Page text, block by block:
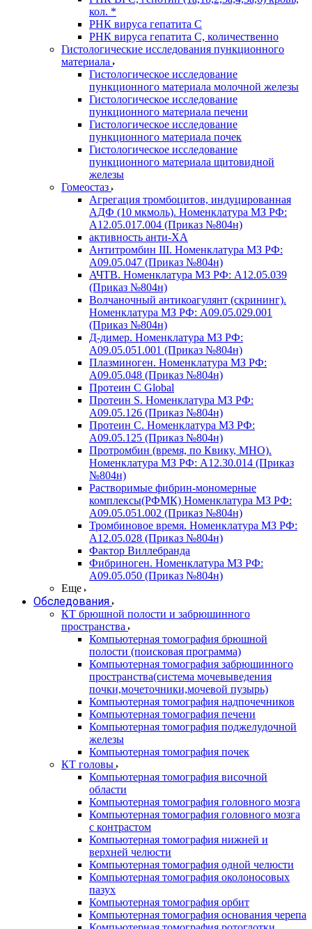
кол. *
РНК вируса гепатита C
РНК вируса гепатита C, количественно
Гистологические исследования пункционного
материала
Гистологическое исследование
пункционного материала молочной железы
Гистологическое исследование
пункционного материала печени
Гистологическое исследование
пункционного материала почек
Гистологическое исследование
пункционного материала щитовидной
железы
Гомеостаз
Агрегация тромбоцитов, индуцированная
АДФ (10 мкмоль). Номенклатура МЗ РФ:
A12.05.017.004 (Приказ №804н)
активность анти-ХА
Антитромбин III. Номенклатура МЗ РФ:
A09.05.047 (Приказ №804н)
АЧТВ. Номенклатура МЗ РФ: A12.05.039
(Приказ №804н)
Волчаночный антикоагулянт (скрининг).
Номенклатура МЗ РФ: A09.05.029.001
(Приказ №804н)
Д-димер. Номенклатура МЗ РФ:
A09.05.051.001 (Приказ №804н)
Плазминоген. Номенклатура МЗ РФ:
A09.05.048 (Приказ №804н)
Протеин C Global
Протеин S. Номенклатура МЗ РФ:
A09.05.126 (Приказ №804н)
Протеин С. Номенклатура МЗ РФ:
A09.05.125 (Приказ №804н)
Протромбин (время, по Квику, МНО).
Номенклатура МЗ РФ: A12.30.014 (Приказ
№804н)
Растворимые фибрин-мономерные
комплексы(РФМК) Номенклатура МЗ РФ:
A09.05.051.002 (Приказ №804н)
Тромбиновое время. Номенклатура МЗ РФ:
A12.05.028 (Приказ №804н)
Фактор Виллебранда
Фибриноген. Номенклатура МЗ РФ:
A09.05.050 (Приказ №804н)
Еще
Обследования
КТ брюшной полости и забрюшинного
пространства
Компьютерная томография брюшной
полости (поисковая программа)
Компьютерная томография забрюшинного
пространства(система мочевыведения
почки,мочеточники,мочевой пузырь)
Компьютерная томография надпочечников
Компьютерная томография печени
Компьютерная томография поджелудочной
железы
Компьютерная томография почек
КТ головы
Компьютерная томография височной
области
Компьютерная томография головного мозга
Компьютерная томография головного мозга
с контрастом
Компьютерная томография нижней и
верхней челюсти
Компьютерная томография одной челюсти
Компьютерная томография околоносовых
пазух
Компьютерная томография орбит
Компьютерная томография основания черепа